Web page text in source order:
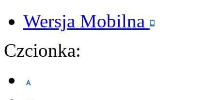
Wersja Mobilna
Czcionka: